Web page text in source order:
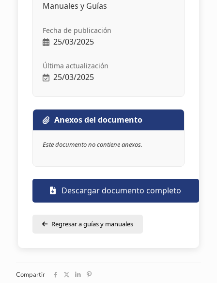
Manuales y Guías
Fecha de publicación
25/03/2025
Última actualización
25/03/2025
Anexos del documento
Este documento no contiene anexos.
Descargar documento completo
Regresar a guías y manuales
Compartir